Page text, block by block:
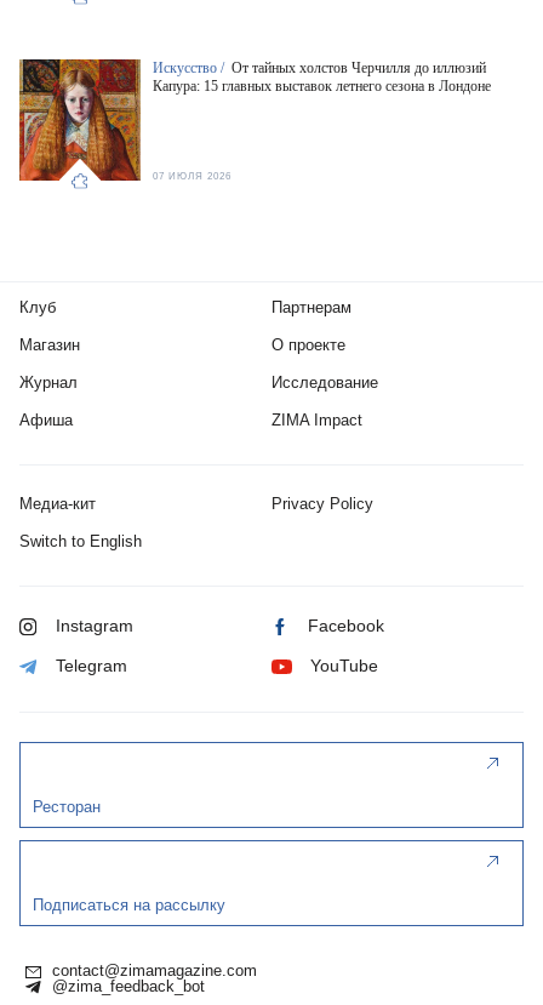
Искусство / От тайных холстов Черчилля до иллюзий
Капура: 15 главных выставок летнего сезона в Лондоне
07 ИЮЛЯ 2026
Клуб
Магазин
Журнал
Афиша
Партнерам
О проекте
Исследование
ZIMA Impact
Медиа-кит Privacy Policy
Switch to English
Instagram Facebook
Telegram YouTube
Ресторан
Подписаться на рассылку
contact@zimamagazine.com
@zima_feedback_bot